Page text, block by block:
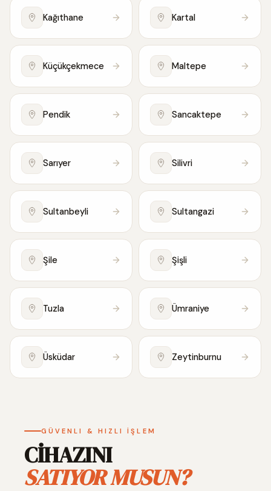
Kağıthane Kartal
Küçükçekmece Maltepe
Pendik Sancaktepe
Sarıyer Silivri
Sultanbeyli Sultangazi
Şile Şişli
Tuzla Ümraniye
Üsküdar Zeytinburnu
GÜVENLI & HIZLI İŞLEM
CİHAZINI
SATIYOR MUSUN?